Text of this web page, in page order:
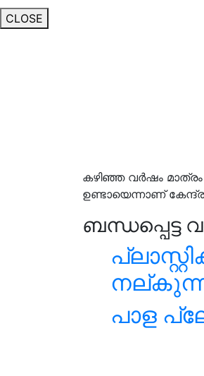
CLOSE
കഴിഞ്ഞ വർഷം
ഉണ്ടായെന്നാണ്
ബന്ധപ്പെട്ട
പാള